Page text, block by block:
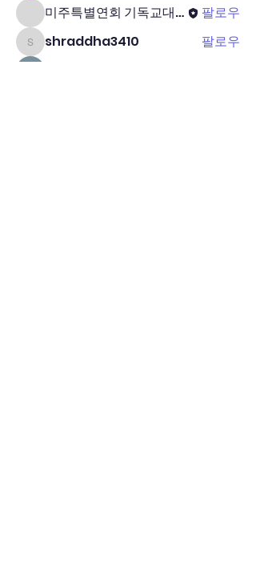
미주특별연회 기독교대한감리회
팔로우
shraddha3410
shraddha3410
팔로우